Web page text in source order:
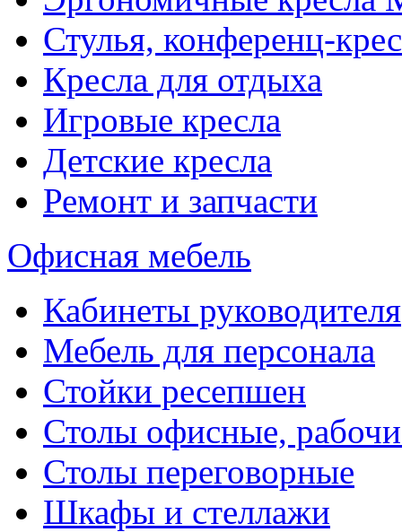
Стулья, конференц-
Кресла для отдыха
Игровые кресла
Детские кресла
Ремонт и запчасти
Офисная мебель
Кабинеты руководителя
Мебель для персонала
Стойки ресепшен
Столы офисные,
Столы переговорные
Шкафы и стеллажи